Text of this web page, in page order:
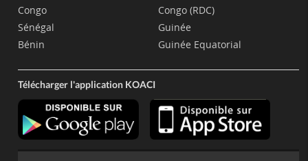
Congo
Sénégal
Bénin
Congo (RDC)
Guinée
Guinée Equatorial
Télécharger l'application KOACI